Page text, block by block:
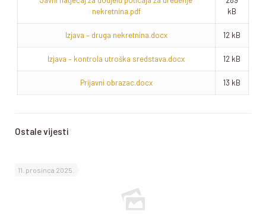
nekretnina.pdf
kB
Izjava – druga nekretnina.docx 12 kB
Izjava – kontrola utroška sredstava.docx 12 kB
Prijavni obrazac.docx 13 kB
Ostale vijesti
11. prosinca 2025.